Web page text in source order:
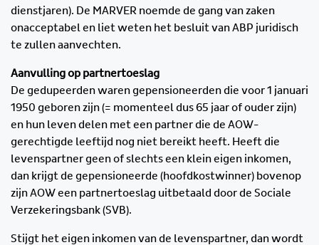
dienstjaren). De MARVER noemde de gang van zaken
onacceptabel en liet weten het besluit van ABP juridisch
te zullen aanvechten.
Aanvulling op partnertoeslag
De gedupeerden waren gepensioneerden die voor 1 januari
1950 geboren zijn (= momenteel dus 65 jaar of ouder zijn)
en hun leven delen met een partner die de AOW-
gerechtigde leeftijd nog niet bereikt heeft. Heeft die
levenspartner geen of slechts een klein eigen inkomen,
dan krijgt de gepensioneerde (hoofdkostwinner) bovenop
zijn AOW een partnertoeslag uitbetaald door de Sociale
Verzekeringsbank (SVB).
Stijgt het eigen inkomen van de levenspartner, dan wordt